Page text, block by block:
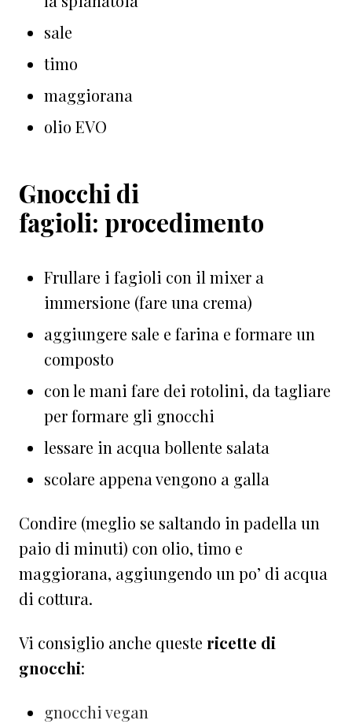
sale
timo
maggiorana
olio EVO
Gnocchi di
fagioli: procedimento
Frullare i fagioli con il mixer a
immersione (fare una crema)
aggiungere sale e farina e formare un
composto
con le mani fare dei rotolini, da tagliare
per formare gli gnocchi
lessare in acqua bollente salata
scolare appena vengono a galla
Condire (meglio se saltando in padella un
paio di minuti) con olio, timo e
maggiorana, aggiungendo un po’ di acqua
di cottura.
Vi consiglio anche queste ricette di
gnocchi:
gnocchi vegan